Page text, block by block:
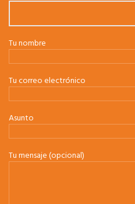
Tu nombre
Tu correo electrónico
Asunto
Tu mensaje (opcional)